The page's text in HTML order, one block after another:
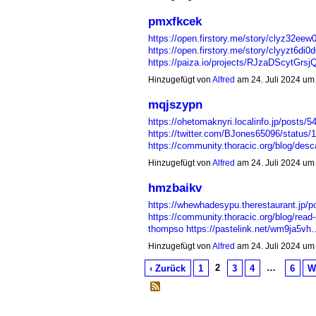
pmxfkcek
https://open.firstory.me/story/
https://open.firstory.me/story/
https://paiza.io/projects/
Hinzugefügt von Alfred am 24. Juli 2024
mqjszypn
https://ohetomaknyri.localinfo.jp/posts/
https://twitter.com/BJones65096/status/
https://community.thoracic.org/blog/
Hinzugefügt von Alfred am 24. Juli 2024
hmzbaikv
https://whewhadesypu.therestaurant.jp/
https://community.thoracic.org/blog/
thompso https://pastelink.net/
Hinzugefügt von Alfred am 24. Juli 2024
‹ Zurück 1 2 3 4 … 6